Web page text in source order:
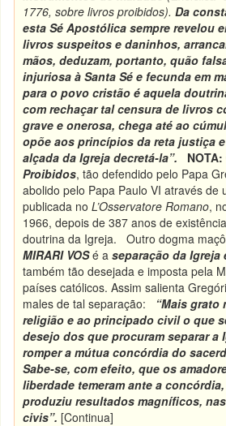
1776, sobre livros proibidos). Da
esta Sé Apostólica sempre revelou
livros suspeitos e daninhos,
mãos, deduzam, portanto, quão
injuriosa à Santa Sé e fecunda em
para o povo cristão é aquela
com rechaçar tal censura de livros
grave e onerosa, chega até ao
opõe aos princípios da reta justiça
alçada da Igreja decretá-la”.
NOTA:
Proibidos, tão defendido pelo Papa
abolido pelo Papa Paulo VI através de
publicada noL’Osservatore Romano,
1966, depois de 387 anos de
doutrina da Igreja. Outro dogma
MIRARI VOSé aseparação da Igreja
também tão desejada e imposta pela
países católicos. Assim salienta
males de tal separação: “Mais grato
religião e ao principado civil o que
desejo dos que procuram separar a
romper a mútua concórdia do
Sabe-se, com efeito, que os
liberdade temeram ante a
produziu resultados magníficos,
civis”. [Continua]